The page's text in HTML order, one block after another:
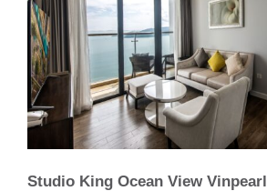
Studio King Ocean View Vinpearl